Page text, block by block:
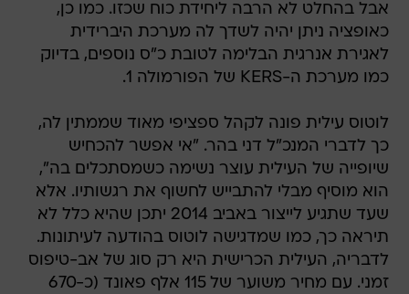
אבל בהחלט לא הרבה ליחידת כוח שכזו. כמו כן,
כאופציה ניתן יהיה לשדך לה מערכת היברידית
לאגירת אנרגית הבלימה לטובת כ"ס נוספים, בדיוק
כמו מערכת ה-KERS של הפורמולה 1.
לוטוס עילית פונה לקהל ספציפי מאוד שממתין לה,
כך לדברי המנכ"ל דני בהר. "אי אפשר להכחיש
שיופייה של העילית עוצר נשימה כשמסתכלים בה",
הוא מוסיף מבלי להתבייש לחשוף את רגשותיו. אלא
שעד שתגיע לייצור באביב 2014 יתכן שהיא כלל לא
תיראה כך, כמו שמדגישה לוטוס בהודעה לעיתונות.
לדבריה, העילית הכרישית היא רק סוג של אב-טיפוס
זמני. עם מחיר משוער של 115 אלף פאונד (כ-670